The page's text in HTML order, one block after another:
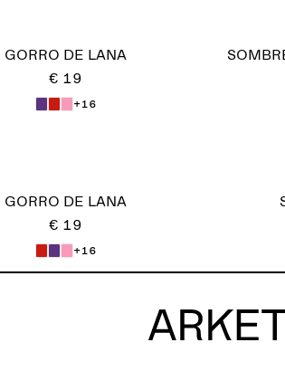
GORRO DE LANA
€ 19
+16
GORRO DE LANA
€ 19
+16